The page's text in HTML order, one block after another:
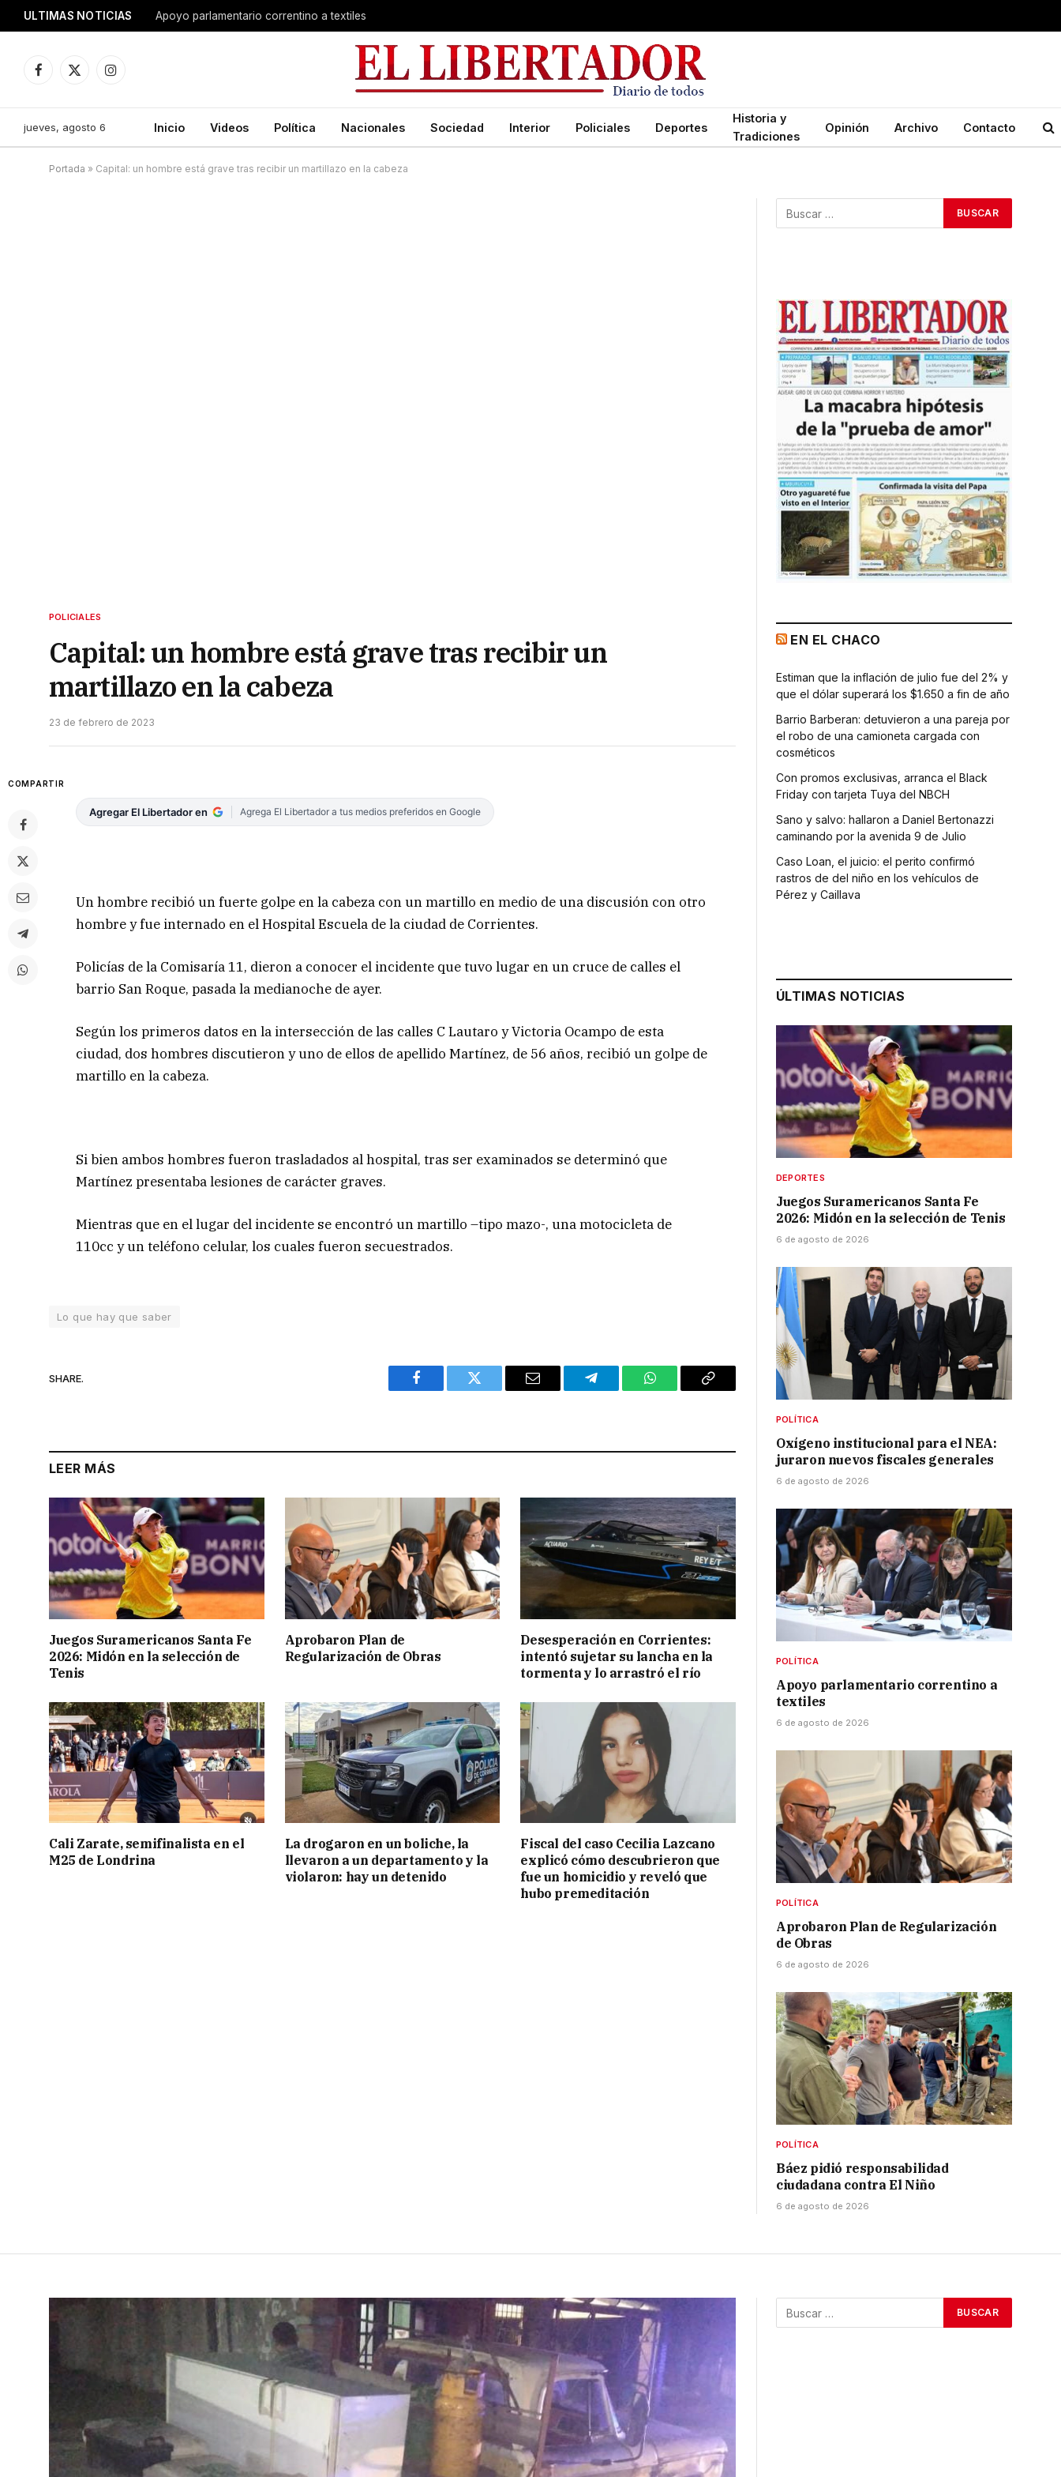
ULTIMAS NOTICIAS Apoyo parlamentario correntino a textiles
Facebook
X
Instagram
jueves, agosto 6 Inicio Videos Política Nacionales Sociedad Interior Policiales Deportes
Historia y
Tradiciones
Opinión Archivo Contacto
Portada » Capital: un hombre está grave tras recibir un martillazo en la cabeza
POLICIALES
Capital: un hombre está grave tras recibir un
martillazo en la cabeza
23 de febrero de 2023
COMPARTIR
Agregar El Libertador en Agrega El Libertador a tus medios preferidos en Google
Un hombre recibió un fuerte golpe en la cabeza con un martillo en medio de una discusión con otro
hombre y fue internado en el Hospital Escuela de la ciudad de Corrientes.
Policías de la Comisaría 11, dieron a conocer el incidente que tuvo lugar en un cruce de calles el
barrio San Roque, pasada la medianoche de ayer.
Según los primeros datos en la intersección de las calles C Lautaro y Victoria Ocampo de esta
ciudad, dos hombres discutieron y uno de ellos de apellido Martínez, de 56 años, recibió un golpe de
martillo en la cabeza.
Si bien ambos hombres fueron trasladados al hospital, tras ser examinados se determinó que
Martínez presentaba lesiones de carácter graves.
Mientras que en el lugar del incidente se encontró un martillo –tipo mazo-, una motocicleta de
110cc y un teléfono celular, los cuales fueron secuestrados.
Lo que hay que saber
SHARE.
Facebook Twitter Email Telegram WhatsAppCopy
LEER MÁS
Juegos Suramericanos Santa Fe
2026: Midón en la selección de
Tenis
Aprobaron Plan de
Regularización de Obras
Desesperación en Corrientes:
intentó sujetar su lancha en la
tormenta y lo arrastró el río
Cali Zarate, semifinalista en el
M25 de Londrina
La drogaron en un boliche, la
llevaron a un departamento y la
violaron: hay un detenido
Fiscal del caso Cecilia Lazcano
explicó cómo descubrieron que
fue un homicidio y reveló que
hubo premeditación
EN EL CHACO
Estiman que la inflación de julio fue del 2% y
que el dólar superará los $1.650 a fin de año
Barrio Barberan: detuvieron a una pareja por
el robo de una camioneta cargada con
cosméticos
Con promos exclusivas, arranca el Black
Friday con tarjeta Tuya del NBCH
Sano y salvo: hallaron a Daniel Bertonazzi
caminando por la avenida 9 de Julio
Caso Loan, el juicio: el perito confirmó
rastros de del niño en los vehículos de
Pérez y Caillava
ÚLTIMAS NOTICIAS
DEPORTES
Juegos Suramericanos Santa Fe
2026: Midón en la selección de Tenis
6 de agosto de 2026
POLÍTICA
Oxígeno institucional para el NEA:
juraron nuevos fiscales generales
6 de agosto de 2026
POLÍTICA
Apoyo parlamentario correntino a
textiles
6 de agosto de 2026
POLÍTICA
Aprobaron Plan de Regularización
de Obras
6 de agosto de 2026
POLÍTICA
Báez pidió responsabilidad
ciudadana contra El Niño
6 de agosto de 2026